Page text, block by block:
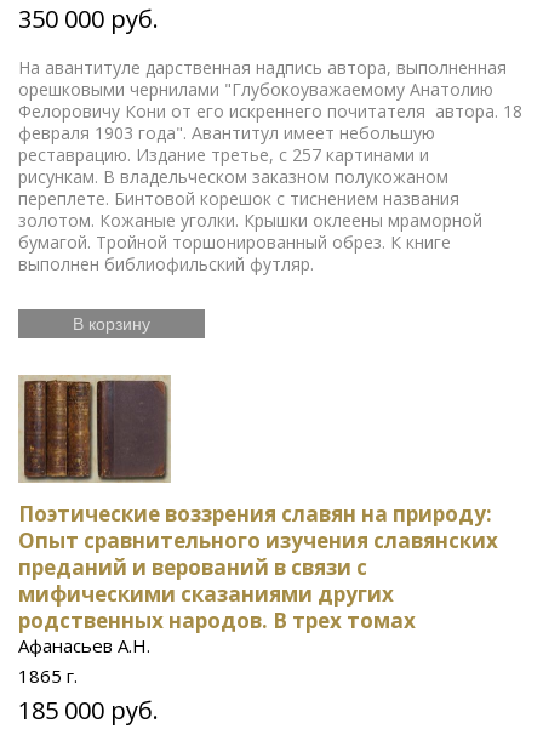
350 000 руб.
На авантитуле дарственная надпись автора, выполненная
орешковыми чернилами "Глубокоуважаемому Анатолию
Фелоровичу Кони от его искреннего почитателя автора. 18
февраля 1903 года". Авантитул имеет небольшую
реставрацию. Издание третье, с 257 картинами и
рисункам. В владельческом заказном полукожаном
переплете. Бинтовой корешок с тиснением названия
золотом. Кожаные уголки. Крышки оклеены мраморной
бумагой. Тройной торшонированный обрез. К книге
выполнен библиофильский футляр.
В корзину
Поэтические воззрения славян на природу:
Опыт сравнительного изучения славянских
преданий и верований в связи с
мифическими сказаниями других
родственных народов. В трех томах
Афанасьев А.Н.
1865 г.
185 000 руб.